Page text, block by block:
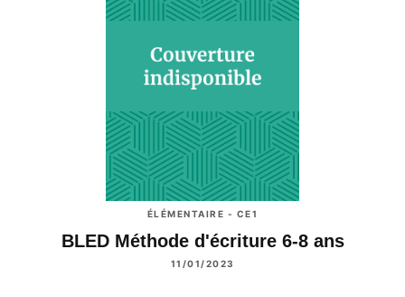
ÉLÉMENTAIRE - CE1
BLED Méthode d'écriture 6-8 ans
11/01/2023